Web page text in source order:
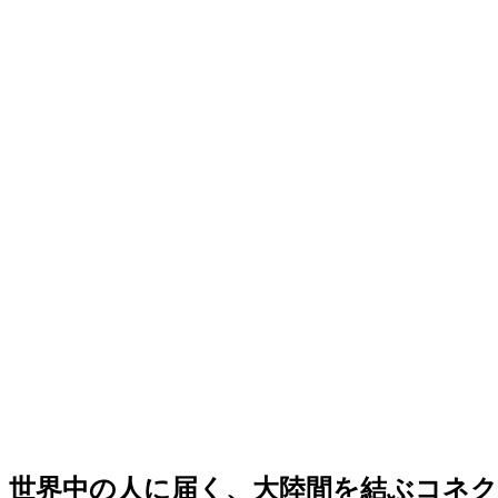
世界中の人に届く、大陸間を結ぶコネク